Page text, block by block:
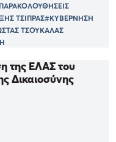
ΤΣΙΠΡΑΣ#ΚΥΒΕΡΝΗΣΗ
ΤΣΟΥΚΑΛΑΣ
της ΕΛΑΣ του
Δικαιοσύνης